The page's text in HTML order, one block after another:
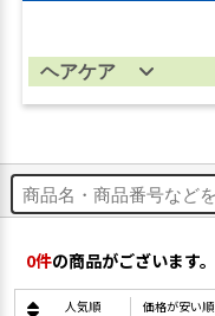
ヘアケア
0件の商品がございます。
人気順 価格が安い順